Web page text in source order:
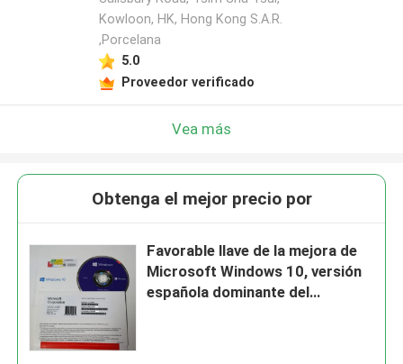
Kowloon, HK, Hong Kong S.A.R.
,Porcelana
5.0
Proveedor verificado
Vea más
Obtenga el mejor precio por
Favorable llave de la mejora de
Microsoft Windows 10, versión
española dominante del